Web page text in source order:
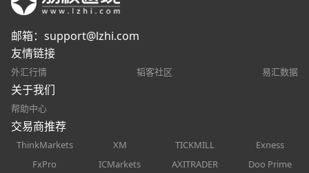
邮箱： support@lzhi.com
友情链接
外汇行情 韬客社区 易汇数据
关于我们
帮助中心
交易商推荐
ThinkMarkets XM TICKMILL
Exness
FxPro
ICMarkets AXITRADER
Doo Prime